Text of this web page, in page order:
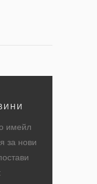
имейл
за нови